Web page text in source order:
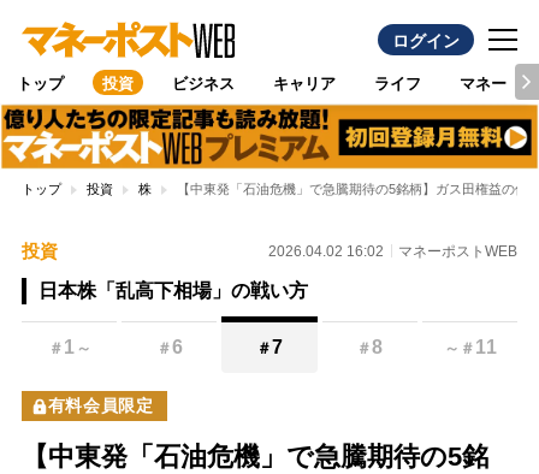
ログイン
トップ 投資 ビジネス キャリア ライフ マネー
トップ 投資 株 【中東発「石油危機」で急騰期待の5銘柄】ガス田権益の
投資 2026.04.02 16:02 マネーポストWEB
日本株「乱高下相場」の戦い方
＃ 1 ～ ＃6 ＃7 ＃8 ～ ＃ 11
有料会員限定
【中東発「石油危機」で急騰期待の5銘